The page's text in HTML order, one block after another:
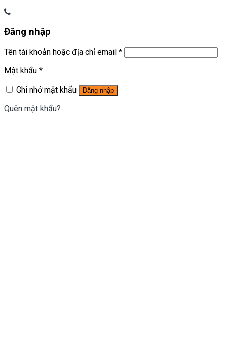
Đăng nhập
Tên tài khoản hoặc địa chỉ email *
Mật khẩu *
Ghi nhớ mật khẩu
Đăng nhập
Quên mật khẩu?